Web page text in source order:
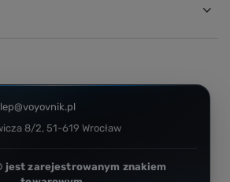
8/2, 51-619 Wrocław